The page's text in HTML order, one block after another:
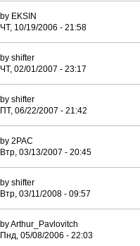
by EKSIN
ЧТ, 10/19/2006 - 21:58
by shifter
ЧТ, 02/01/2007 - 23:17
by shifter
ПТ, 06/22/2007 - 21:42
by 2PAC
Втр, 03/13/2007 - 20:45
by shifter
Втр, 03/11/2008 - 09:57
byArthur_Pavlovitch
Пнд, 05/08/2006 - 22:03